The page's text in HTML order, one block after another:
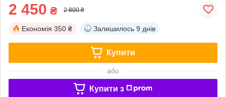
2 450 ₴ 2 800 ₴
Економія 350 ₴ Залишилось 9 днів
Купити
або
Купити з